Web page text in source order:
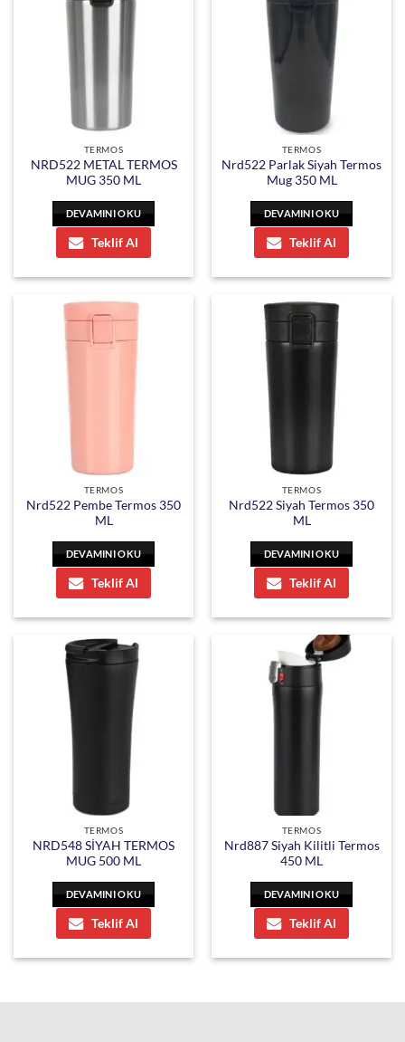
TERMOS
NRD522 METAL TERMOS
MUG 350 ML
DEVAMINI OKU
Teklif Al
TERMOS
Nrd522 Parlak Siyah Termos
Mug 350 ML
DEVAMINI OKU
Teklif Al
TERMOS
Nrd522 Pembe Termos 350
ML
DEVAMINI OKU
Teklif Al
TERMOS
Nrd522 Siyah Termos 350
ML
DEVAMINI OKU
Teklif Al
TERMOS
NRD548 SİYAH TERMOS
MUG 500 ML
DEVAMINI OKU
Teklif Al
TERMOS
Nrd887 Siyah Kilitli Termos
450 ML
DEVAMINI OKU
Teklif Al